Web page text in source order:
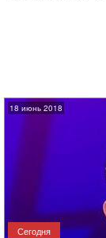
18 июнь 2018
Сегодня